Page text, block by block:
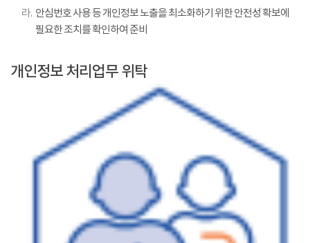
라. 안심번호 사용 등 개인정보 노출을 최소화하기 위한 안전성 확보에
필요한 조치를 확인하여 준비
개인정보 처리업무 위탁